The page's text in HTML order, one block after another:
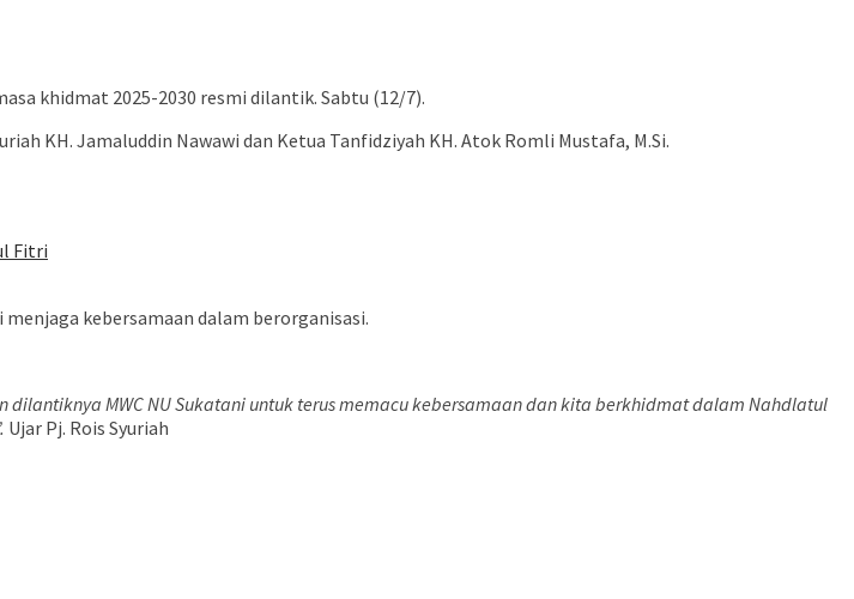
khidmat 2025-2030 resmi dilantik. Sabtu (12/7).
KH. Jamaluddin Nawawi dan Ketua Tanfidziyah KH. Atok Romli Mustafa, M.Si.
Fitri
menjaga kebersamaan dalam berorganisasi.
MWC NU Sukatani untuk terus memacu kebersamaan dan kita berkhidmat dalam Nahdlatul
Ujar Pj. Rois Syuriah